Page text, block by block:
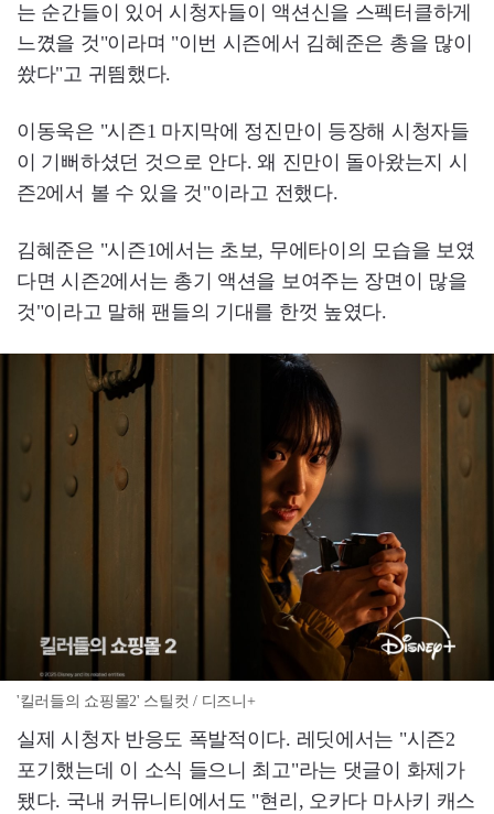
는 순간들이 있어 시청자들이 액션신을 스펙터클하게
느꼈을 것"이라며 "이번 시즌에서 김혜준은 총을 많이
쐈다"고 귀띔했다.
이동욱은 "시즌1 마지막에 정진만이 등장해 시청자들
이 기뻐하셨던 것으로 안다. 왜 진만이 돌아왔는지 시
즌2에서 볼 수 있을 것"이라고 전했다.
김혜준은 "시즌1에서는 초보, 무에타이의 모습을 보였
다면 시즌2에서는 총기 액션을 보여주는 장면이 많을
것"이라고 말해 팬들의 기대를 한껏 높였다.
'킬러들의 쇼핑몰2' 스틸컷 / 디즈니+
실제 시청자 반응도 폭발적이다. 레딧에서는 "시즌2
포기했는데 이 소식 들으니 최고"라는 댓글이 화제가
됐다. 국내 커뮤니티에서도 "현리, 오카다 마사키 캐스